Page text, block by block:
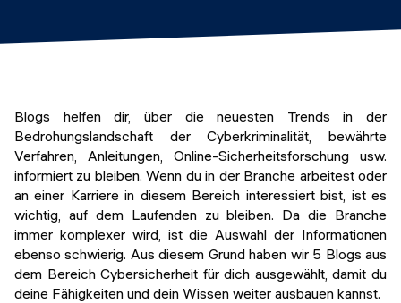
DevOps zu LLMOps
KURZKURSE
Generative KI meistern
Python Programmierung
KOSTENLOSE RESSOURCEN
Data Science Einführungskurs
Veranstaltungen
Abschlussprojekte
Alumni Geschichten
Blogs helfen dir, über die neuesten Trends in der
Bedrohungslandschaft der Cyberkriminalität, bewährte
Verfahren, Anleitungen, Online-Sicherheitsforschung usw.
informiert zu bleiben. Wenn du in der Branche arbeitest oder
an einer Karriere in diesem Bereich interessiert bist, ist es
wichtig, auf dem Laufenden zu bleiben. Da die Branche
immer komplexer wird, ist die Auswahl der Informationen
ebenso schwierig. Aus diesem Grund haben wir 5 Blogs aus
dem Bereich Cybersicherheit für dich ausgewählt, damit du
deine Fähigkeiten und dein Wissen weiter ausbauen kannst.